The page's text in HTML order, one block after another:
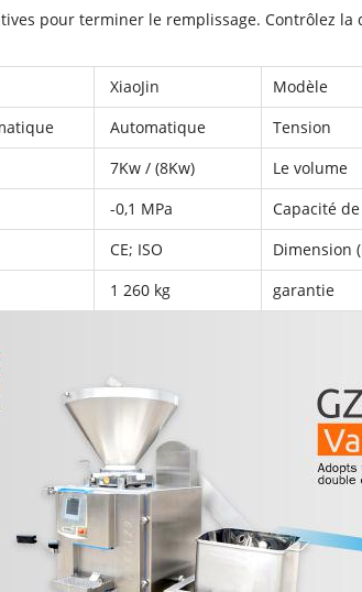
pour terminer le remplissage. Contrôlez
XiaoJin Modèle
Automatique Tension
7Kw / (8Kw) Le volume
-0,1 MPa Capacité
CE; ISO Dimension
1 260 kg garantie